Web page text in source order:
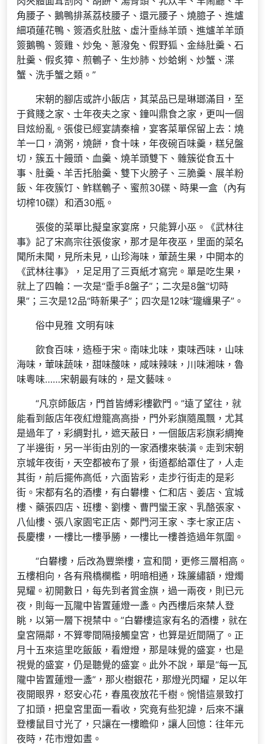
角腰子、鵝鴨排蒸荔枝腰子、還元腰子、燒臆子、進爐
細項蓮花鴨、簽酒炙肚胘、虛汁垂絲羊頭、進爐羊羊頭
簽鵝鴨、簽雞、炒兔、蔥潑兔、假野狐、金絲肚羹、石
肚羹、假炙獐、煎鵪子、生炒肺、炒蛤蜊、炒蟹、渫
蟹、洗手蟹之類。”
宋朝的腳店或許小飯店，其菜品已是琳瑯滿目，至
于貧賤之家、士年夜夫之家、鐘叫鼎食之家，更叫一個
目炫紛亂。張俊已經宴請秦檜，宴客菜單保留上去：燒
羊一口，滴粥，燒餅，食十味，年夜碗百味羹，糕兒盤
切，簇五十饅頭、血羹、燒羊頭雙下、雜簇從食五十
事、肚羹、羊舌托胎羹、雙下火膀子、三脆羹、展羊粉
飯、年夜簇饤、鲊糕鵪子、蜜煎30碟、時果一盒（內有
切榨10碟）和酒30瓶。
張俊的菜單比擬皇家宴席，只能算小巫。《武林往
事》記了宋高宗往張俊家，那才是年夜巫，里面的菜名
聞所未聞，見所未見，山珍海味，葷蔬生果，中開本的
《武林往事》，足足用了三頁紙才寫完。單是吃生果，
就上了四輪：一次是“垂手8盤子”；二次是8盤“切時
果”；三次是12品“時新果子”；四次是12味“瓏纏果子”。
俗中見雅 文明有味
飲食百味，造極于宋。南味北味，東味西味，山味
海味，葷味蔬味，甜味酸味，咸味辣味，川味湘味，魯
味粵味……宋朝最有味的，是文藝味。
“凡京師飯店，門首皆縛彩樓歡門。”遠了望往，就
能看到飯店年夜紅燈籠高高掛，門外彩旗隨風飄，尤其
是過年了，彩綢對扎，遮天蔽日，一個飯店彩旗彩綢掩
了半邊街，另一半街由別的一家酒樓來裝潢。走到宋朝
京城年夜街，天空都被布了景，街道都給罩住了，人走
其街，前后擺佈高低，六面皆彩，走步行街走的是彩
街。宋都有名的酒樓，有白礬樓、仁和店、姜店、宜城
樓、藥張四店、班樓、劉樓、曹門蠻王家、乳酪張家、
八仙樓、張八家園宅正店、鄭門河王家、李七家正店、
長慶樓，一樓比一樓爭勝，一樓比一樓善造過年氛圍。
“白礬樓，后改為豐樂樓，宣和間，更修三層相高。
五樓相向，各有飛橋欄檻，明暗相通，珠簾繡額，燈燭
晃耀。初開數日，每先到者賞金旗，過一兩夜，則已元
夜，則每一瓦隴中皆置蓮燈一盞。內西樓后來禁人登
眺，以第一層下視禁中。”白礬樓這家有名的酒樓，就在
皇宮隔鄰，不算零間隔接觸皇宮，也算是近間隔了。正
月十五來這里吃飯飯，看燈燈，那是味覺的盛宴，也是
視覺的盛宴，仍是聽覺的盛宴。此外不說，單是“每一瓦
隴中皆置蓮燈一盞”，那火樹銀花，那燈光閃耀，足以年
夜開眼界，怒安心花，春風夜放花千樹。惋惜這景致打
了扣頭，把皇宮里面一看收，究竟有些犯諱，后來不讓
登樓鼠目寸光了，只讓在一樓瞻仰，讓人回憶：往年元
夜時，花市燈如晝。